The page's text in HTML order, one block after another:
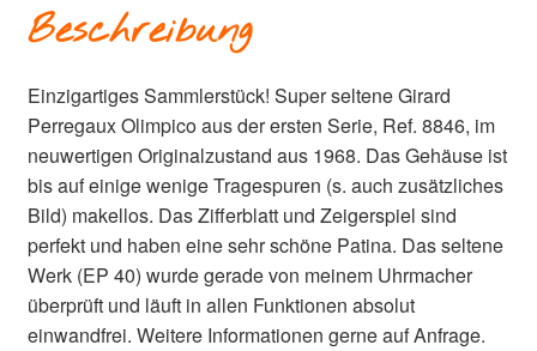
Beschreibung
Einzigartiges Sammlerstück! Super seltene Girard
Perregaux Olimpico aus der ersten Serie, Ref. 8846, im
neuwertigen Originalzustand aus 1968. Das Gehäuse ist
bis auf einige wenige Tragespuren (s. auch zusätzliches
Bild) makellos. Das Zifferblatt und Zeigerspiel sind
perfekt und haben eine sehr schöne Patina. Das seltene
Werk (EP 40) wurde gerade von meinem Uhrmacher
überprüft und läuft in allen Funktionen absolut
einwandfrei. Weitere Informationen gerne auf Anfrage.